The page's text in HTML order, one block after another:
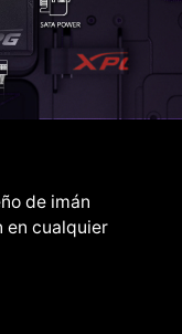
de imán
en cualquier